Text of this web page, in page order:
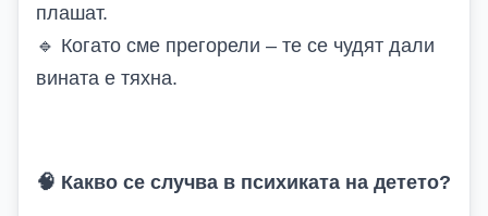
плашат.
🔹 Когато сме прегорели – те се чудят дали
вината е тяхна.
🧠 Какво се случва в психиката на детето?